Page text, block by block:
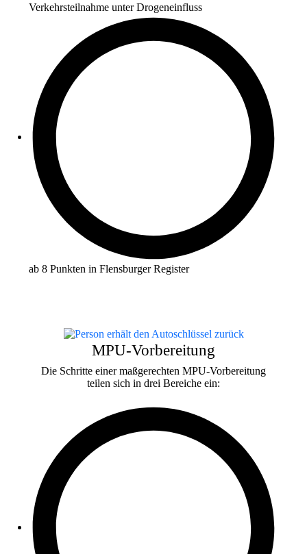
Verkehrsteilnahme unter Drogeneinfluss
ab 8 Punkten in Flensburger Register
MPU-Vor­bereitung
Die Schritte einer maßgerechten MPU-Vorbereitung
teilen sich in drei Bereiche ein: